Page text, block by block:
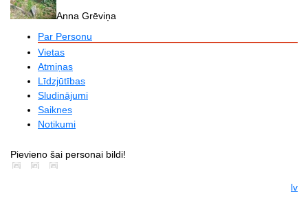
Anna Grēviņa
Par Personu
Vietas
Atmiņas
Līdzjūtības
Sludinājumi
Saiknes
Notikumi
Pievieno šai personai bildi!
lv